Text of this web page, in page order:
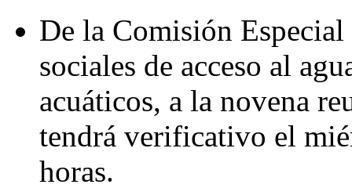
De la Comisión Especial
sociales de acceso al
acuáticos, a la novena
tendrá verificativo el
horas.